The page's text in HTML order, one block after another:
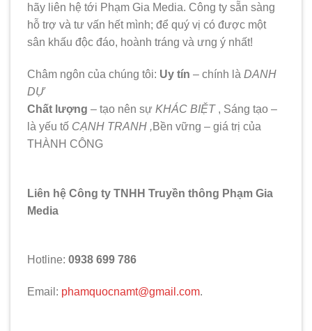
hãy liên hệ tới Phạm Gia Media. Công ty sẵn sàng
hỗ trợ và tư vấn hết mình; để quý vị có được một
sân khấu độc đáo, hoành tráng và ưng ý nhất!
Châm ngôn của chúng tôi: Uy tín – chính là DANH
DỰ
Chất lượng – tạo nên sự KHÁC BIỆT, Sáng tạo –
là yếu tố CẠNH TRANH ,Bền vững – giá trị của
THÀNH CÔNG
Liên hệ Công ty TNHH Truyền thông Phạm Gia
Media
Hotline: 0938 699 786
Email: phamquocnamt@gmail.com.